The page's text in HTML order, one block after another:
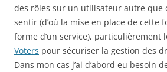
des rôles sur un utilisateur autre que
sentir (d’où la mise en place de cette
forme d’un service), particulièrement
Voters pour sécuriser la gestion des
Dans mon cas j’ai d’abord eu besoin